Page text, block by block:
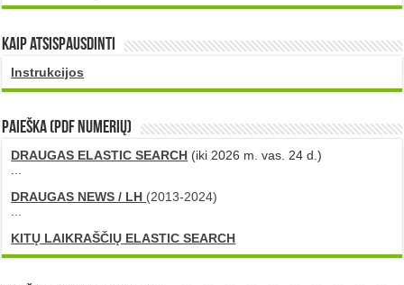
Kaip atsispausdinti
Instrukcijos
PAIEŠKA (PDF numerių)
DRAUGAS ELASTIC SEARCH (iki 2026 m. vas. 24 d.)
...
DRAUGAS NEWS / LH (2013-2024)
...
KITŲ LAIKRAŠČIŲ ELASTIC SEARCH